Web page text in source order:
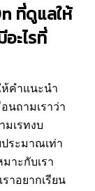
ที่ดูแลให้
ะไรที่
คำแนะนำ
นถามเราว่า
มเรทงบ
ระมาณเท่า
าะกับเรา
าอยากเรียน